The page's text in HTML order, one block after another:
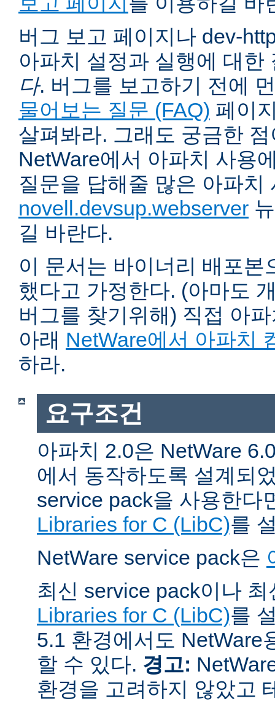
버그 보고 페이지나 dev-
아파치 설정과 실행에 대
다. 버그를 보고하기 전에
물어보는 질문 (FAQ) 페이
살펴봐라. 그래도 궁금한
NetWare에서 아파치 사용
질문을 답해줄 많은 아파치
novell.devsup.webserver
길 바란다.
이 문서는 바이너리 배포본
했다고 가정한다. (아마도
버그를 찾기위해) 직접 아
아래 NetWare에서 아파치
하라.
요구조건
아파치 2.0은 NetWare
에서 동작하도록 설계되
service pack을 사용한다
Libraries for C (LibC)를
NetWare service pack은
최신 service pack이나
Libraries for C (LibC)를
5.1 환경에서도 NetWare
할 수 있다. 경고:
환경을 고려하지 않았고